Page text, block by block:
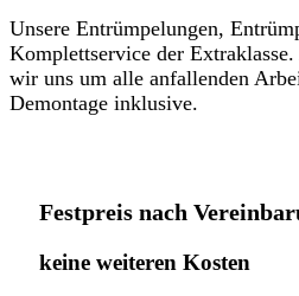
Unsere Entrümpelungen,
Komplettservice der
wir uns um alle anfallenden
Demontage inklusive.
Festpreis nach
keine weiteren Kosten